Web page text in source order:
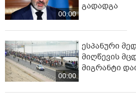
00:00
გადადგა
00:00
ესპანური
მიღწევის
მიგრანტი